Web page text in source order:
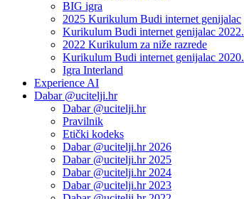
BIG igra
2025 Kurikulum Budi internet genijalac
Kurikulum Budi internet genijalac 2022.
2022 Kurikulum za niže razrede
Kurikulum Budi internet genijalac 2020.
Igra Interland
Experience AI
Dabar @ucitelji.hr
Dabar @ucitelji.hr
Pravilnik
Etički kodeks
Dabar @ucitelji.hr 2026
Dabar @ucitelji.hr 2025
Dabar @ucitelji.hr 2024
Dabar @ucitelji.hr 2023